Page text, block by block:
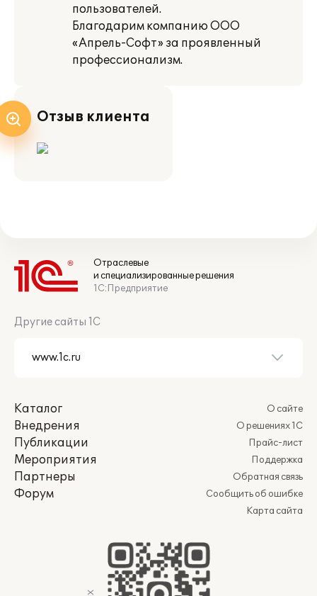
пользователей.
Благодарим компанию ООО
«Апрель-Софт» за проявленный
профессионализм.
Отзыв клиента
Отраслевые
и специализированные решения
1С:Предприятие
Другие сайты 1С
Каталог
Внедрения
Публикации
Мероприятия
Партнеры
Форум
О сайте
О решениях 1С
Прайс-лист
Поддержка
Обратная связь
Сообщить об ошибке
Карта сайта